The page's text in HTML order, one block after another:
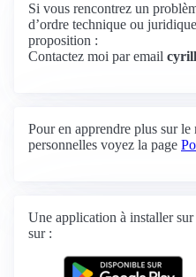
Si vous rencontrez un
d’ordre technique ou
proposition :
Contactez moi par email
Pour en apprendre plus sur le
personnelles voyez la page
Une application à installer
sur :